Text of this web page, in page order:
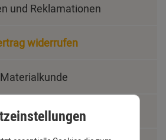
und Reklamationen
widerrufen
Materialkunde
Fachbegriffe